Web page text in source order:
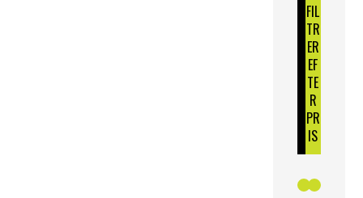
FIL
TR
ER
EF
TE
R
PR
IS